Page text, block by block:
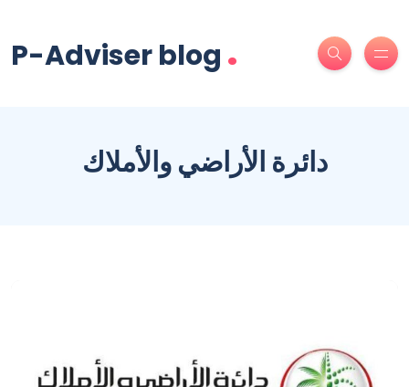
P-Adviser blog .
دائرة الأراضي والأملاك